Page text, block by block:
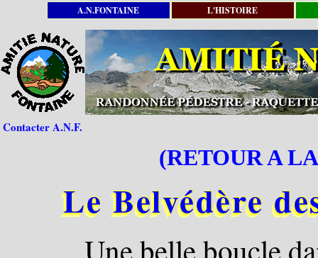
A.N.FONTAINE L'HISTOIRE
Contacter A.N.F.
(RETOUR A
Le Belvédère
Une belle boucle